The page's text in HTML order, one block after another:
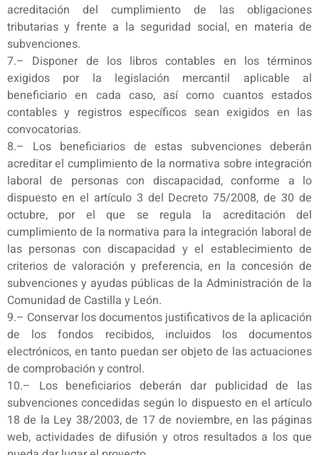
acreditación del cumplimiento de las obligaciones
tributarias y frente a la seguridad social, en materia de
subvenciones.
7.– Disponer de los libros contables en los términos
exigidos por la legislación mercantil aplicable al
beneficiario en cada caso, así como cuantos estados
contables y registros específicos sean exigidos en las
convocatorias.
8.– Los beneficiarios de estas subvenciones deberán
acreditar el cumplimiento de la normativa sobre integración
laboral de personas con discapacidad, conforme a lo
dispuesto en el artículo 3 del Decreto 75/2008, de 30 de
octubre, por el que se regula la acreditación del
cumplimiento de la normativa para la integración laboral de
las personas con discapacidad y el establecimiento de
criterios de valoración y preferencia, en la concesión de
subvenciones y ayudas públicas de la Administración de la
Comunidad de Castilla y León.
9.– Conservar los documentos justificativos de la aplicación
de los fondos recibidos, incluidos los documentos
electrónicos, en tanto puedan ser objeto de las actuaciones
de comprobación y control.
10.– Los beneficiarios deberán dar publicidad de las
subvenciones concedidas según lo dispuesto en el artículo
18 de la Ley 38/2003, de 17 de noviembre, en las páginas
web, actividades de difusión y otros resultados a los que